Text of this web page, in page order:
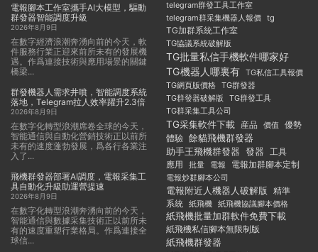
電報腳本工作室攜手AI大模型，驅動
群發器智能調度升級
2026年8月9日
在數字經濟浪潮奔湧向前的今天，軟
件服務行業正迎來前所未有的發展機
遇。作爲連接技術與應用場景的關鍵
橋梁...
群發機器人需求井噴，智能調度系統
落地，Telegram拉人效率躍升2.3倍
2026年8月9日
在數字化轉型浪潮席卷全球的今天，
智能通信與自動化營銷技術正以前所
未有的速度蓬勃發展，爲各行各業注
入了...
飛機群發器部署AI調度，電報采集工
具自動化升級助運營提速
2026年8月9日
在數字化轉型浪潮奔湧向前的今天，
智能通信與數據采集技術正以前所未
有的速度重塑行業格局。作爲連接全
球信...
telegram群發工具工作室
telegram群采集機器人報價 tg
TG加群系統工作室
TG協議系統破解版
TG批量私信手機軟件哪家好
TG機器人哪裏有 TG私信工具報價
TG網頁版價格
TG群發器
TG群發器破解版
TG群發工具
TG群采集工具公司
TG采集軟件下載 産品 價值 優勢
體驗 餘貓飛機群發器
助手王飛機群發器 發器 工具
應用
批量 電報 電報加群腳本定制
電報炒群腳本公司
電報附近人機器人破解版 精準
系統 紙飛機 紙飛機協議腳本價格
紙飛機批量加群軟件免費下載
紙飛機私信腳本無限制版
紙飛機群發器